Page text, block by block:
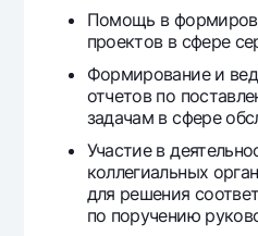
Помощь в
проектов в сфере
Формирование и
отчетов по
задачам в сфере
Участие в
коллегиальных
для решения
по поручению